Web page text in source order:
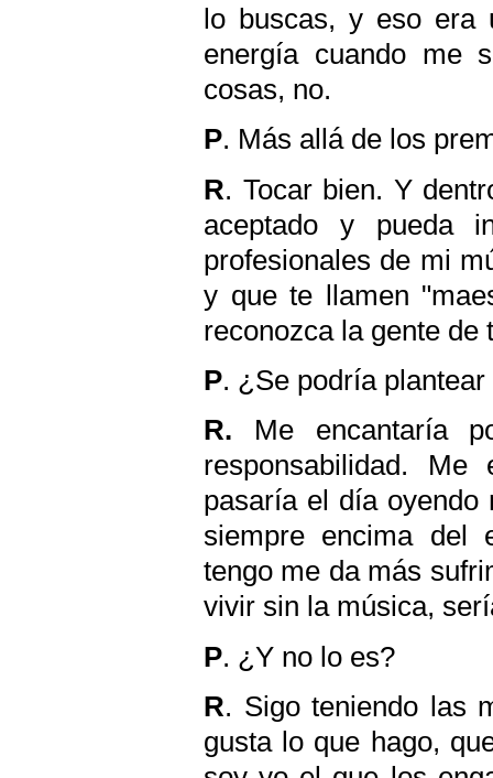
lo buscas, y eso era
energía cuando me
cosas, no.
P. Más allá de los
R. Tocar bien. Y
aceptado y pueda
profesionales de mi
y que te llamen
reconozca la gente de
P. ¿Se podría
R. Me encantaría
responsabilidad.
pasaría el día oyendo
siempre encima del
tengo me da más
vivir sin la música,
P. ¿Y no lo es?
R. Sigo teniendo las
gusta lo que hago,